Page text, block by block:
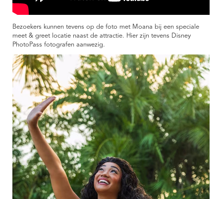
Bezoekers kunnen tevens op de foto met Moana bij een speciale
meet & greet locatie naast de attractie. Hier zijn tevens Disney
PhotoPass fotografen aanwezig.